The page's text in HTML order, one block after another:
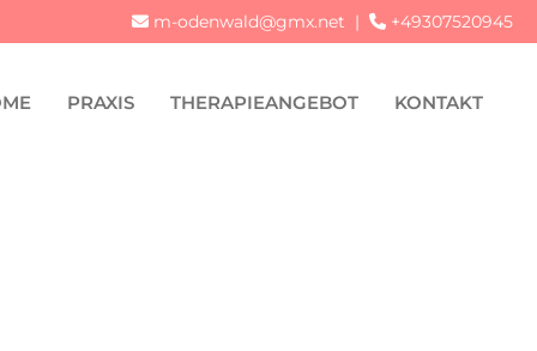
 m-odenwald@gmx.net |  +49307520945
PRAXIS THERAPIEANGEBOT KONTAKT